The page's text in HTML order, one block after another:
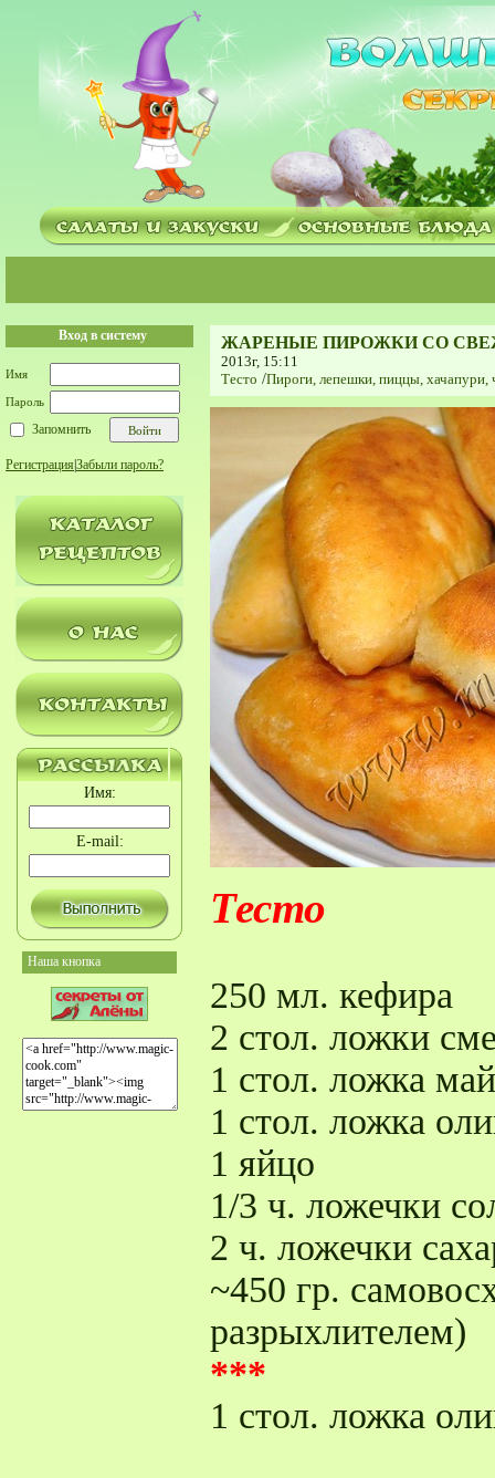
Вход в систему
Имя
Пароль
Запомнить
Регистрация Забыли пароль?
Имя:
E-mail:
Наша кнопка
ЖАРЕНЫЕ ПИРОЖКИ СО
2013г, 15:11
Тесто /Пироги, лепешки, пиццы, хачапури,
Тесто
250 мл. кефира
2 стол. ложки
1 стол. ложка
1 стол. ложка
1 яйцо
1/3 ч. ложечки
2 ч. ложечки
~450 гр.
разрыхлителем)
***
1 стол. ложка